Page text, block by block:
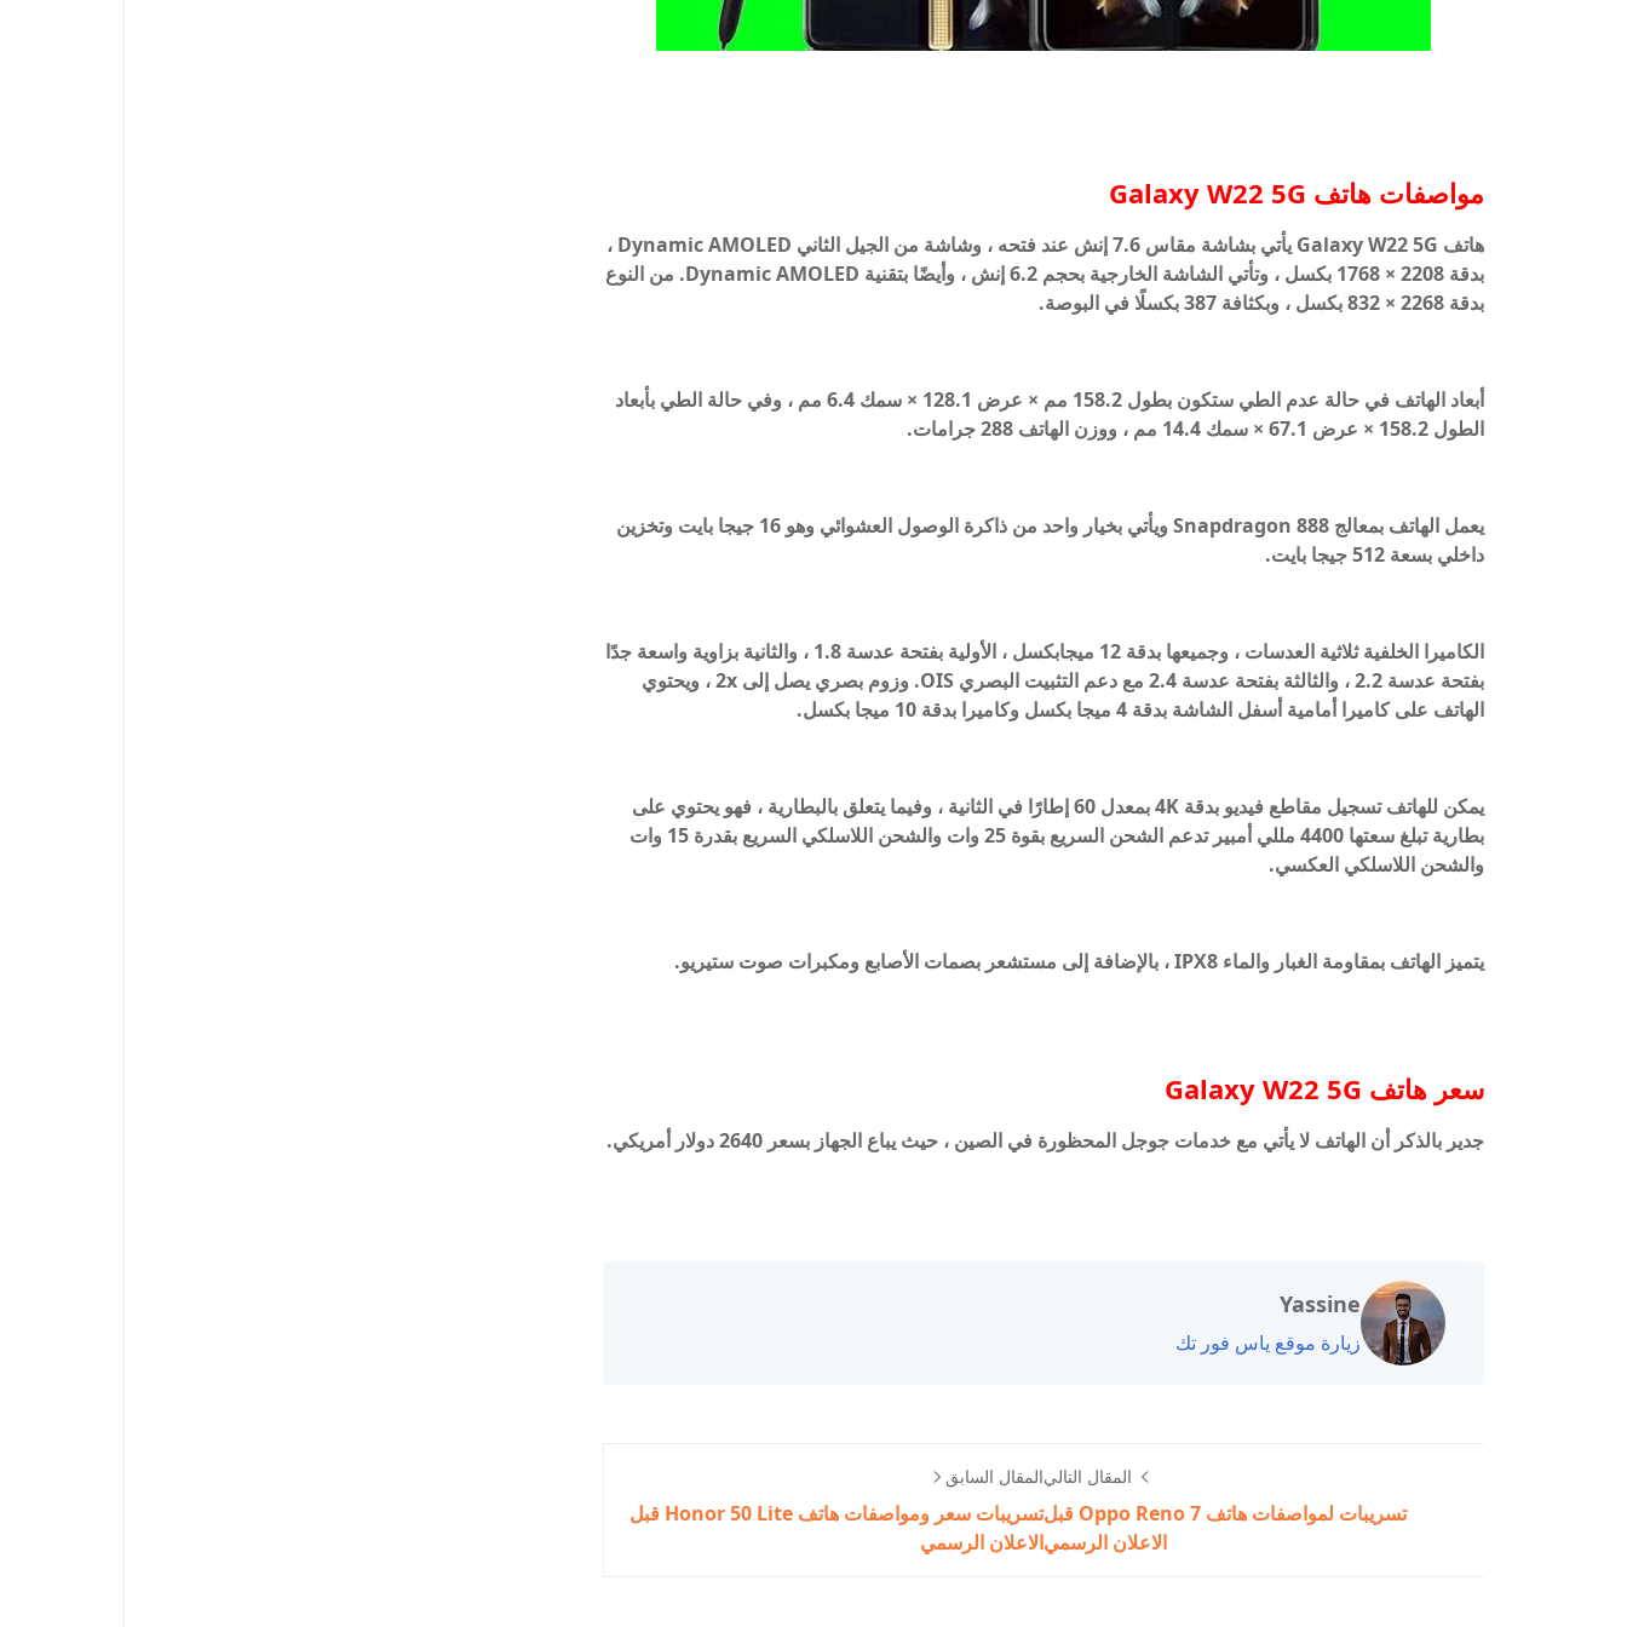
مواصفات هاتف Galaxy W22 5G
هاتف Galaxy W22 5G يأتي بشاشة مقاس 7.6 إنش عند فتحه ، وشاشة من الجيل الثاني Dynamic AMOLED ،
بدقة 2208 × 1768 بكسل ، وتأتي الشاشة الخارجية بحجم 6.2 إنش ، وأيضًا بتقنية Dynamic AMOLED. من النوع
بدقة 2268 × 832 بكسل ، وبكثافة 387 بكسلًا في البوصة.
أبعاد الهاتف في حالة عدم الطي ستكون بطول 158.2 مم × عرض 128.1 × سمك 6.4 مم ، وفي حالة الطي بأبعاد
الطول 158.2 × عرض 67.1 × سمك 14.4 مم ، ووزن الهاتف 288 جرامات.
يعمل الهاتف بمعالج Snapdragon 888 ويأتي بخيار واحد من ذاكرة الوصول العشوائي وهو 16 جيجا بايت وتخزين
داخلي بسعة 512 جيجا بايت.
الكاميرا الخلفية ثلاثية العدسات ، وجميعها بدقة 12 ميجابكسل ، الأولية بفتحة عدسة 1.8 ، والثانية بزاوية واسعة جدًا
بفتحة عدسة 2.2 ، والثالثة بفتحة عدسة 2.4 مع دعم التثبيت البصري OIS. وزوم بصري يصل إلى 2x ، ويحتوي
الهاتف على كاميرا أمامية أسفل الشاشة بدقة 4 ميجا بكسل وكاميرا بدقة 10 ميجا بكسل.
يمكن للهاتف تسجيل مقاطع فيديو بدقة 4K بمعدل 60 إطارًا في الثانية ، وفيما يتعلق بالبطارية ، فهو يحتوي على
بطارية تبلغ سعتها 4400 مللي أمبير تدعم الشحن السريع بقوة 25 وات والشحن اللاسلكي السريع بقدرة 15 وات
والشحن اللاسلكي العكسي.
يتميز الهاتف بمقاومة الغبار والماء IPX8 ، بالإضافة إلى مستشعر بصمات الأصابع ومكبرات صوت ستيريو.
سعر هاتف Galaxy W22 5G
جدير بالذكر أن الهاتف لا يأتي مع خدمات جوجل المحظورة في الصين ، حيث يباع الجهاز بسعر 2640 دولار أمريكي.
Yassine
زيارة موقع ياس فور تك
المقال التالي
تسريبات لمواصفات هاتف Oppo Reno 7 قبل
الاعلان الرسمي
المقال السابق
تسريبات سعر ومواصفات هاتف Honor 50 Lite قبل
الاعلان الرسمي